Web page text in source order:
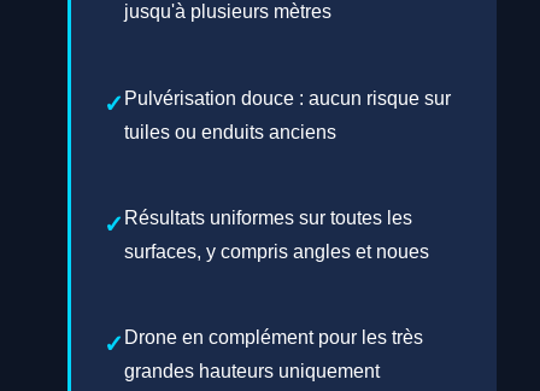
jusqu'à plusieurs mètres
Pulvérisation douce : aucun risque sur
tuiles ou enduits anciens
Résultats uniformes sur toutes les
surfaces, y compris angles et noues
Drone en complément pour les très
grandes hauteurs uniquement